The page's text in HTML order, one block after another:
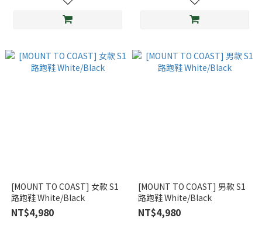
[MOUNT TO COAST] 女款 S1
路跑鞋 White/Black
NT$4,980
[MOUNT TO COAST] 男款 S1
路跑鞋 White/Black
NT$4,980